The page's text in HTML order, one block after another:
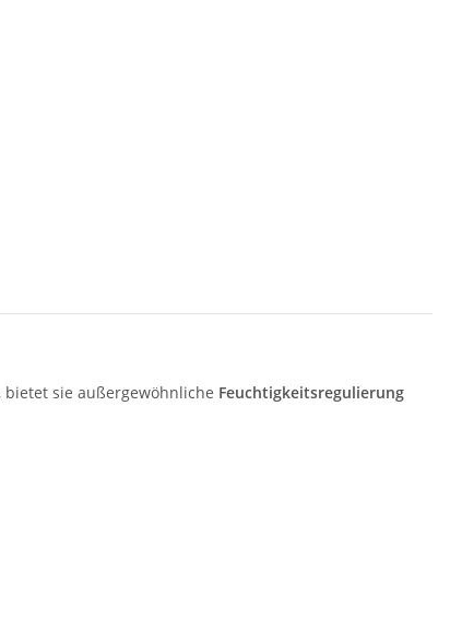
bietet sie außergewöhnliche Feuchtigkeitsregulierung